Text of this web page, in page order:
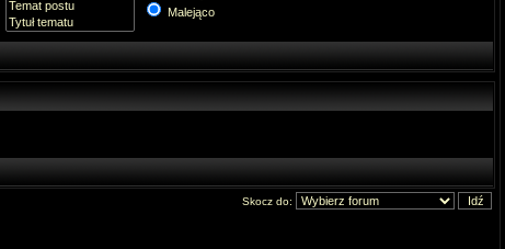
Malejąco
Skocz do: